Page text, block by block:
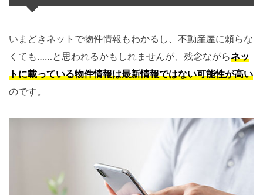
いまどきネットで物件情報もわかるし、不動産屋に頼らな
くても……と思われるかもしれませんが、残念ながらネッ
トに載っている物件情報は最新情報ではない可能性が高い
のです。